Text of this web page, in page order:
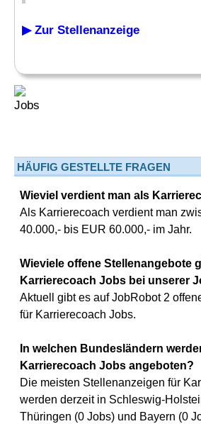
▶ Zur Stellenanzeige
HÄUFIG GESTELLTE FRAGEN
Wieviel verdient man als
Als Karrierecoach verdient man
40.000,- bis EUR 60.000,- im Jahr.
Wieviele offene Stellenangebote
Karrierecoach Jobs bei unserer
Aktuell gibt es auf JobRobot 2
für Karrierecoach Jobs.
In welchen Bundesländern
Karrierecoach Jobs angeboten?
Die meisten Stellenanzeigen für
werden derzeit in Schleswig-
Thüringen (0 Jobs) und Bayern (0